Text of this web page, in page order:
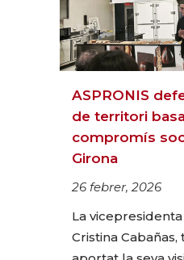
ASPRONIS
de territori
compromís
Girona
26 febrer, 2026
La
Cristina